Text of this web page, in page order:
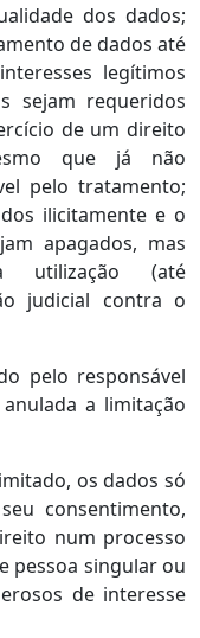
dos dados;
de dados até
legítimos
sejam requeridos
de um direito
que já não
pelo tratamento;
ilicitamente e o
apagados, mas
utilização (até
judicial contra o
pelo responsável
a limitação
os dados só
consentimento,
num processo
pessoa singular ou
de interesse